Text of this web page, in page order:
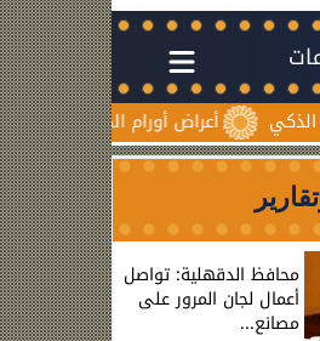
أورام المبيض المبكرة.. علامات
محافظ الدقهلية: تواصل
أعمال لجان المرور على
مصانع...